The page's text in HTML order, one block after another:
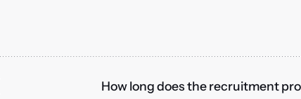
How long does the recruitment